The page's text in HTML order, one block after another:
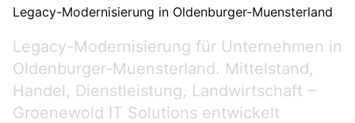
Legacy-Modernisierung in Oldenburger-Muensterland
Legacy-Modernisierung für Unternehmen in
Oldenburger-Muensterland. Mittelstand,
Handel, Dienstleistung, Landwirtschaft –
Groenewold IT Solutions entwickelt